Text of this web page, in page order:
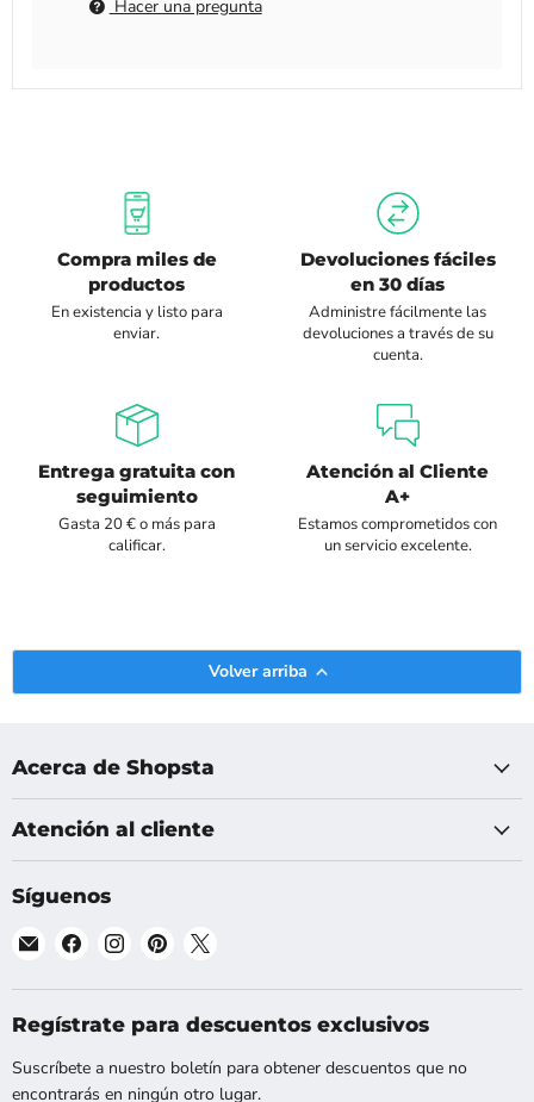
Hacer una pregunta
Compra miles de
productos
En existencia y listo para
enviar.
Devoluciones fáciles
en 30 días
Administre fácilmente las
devoluciones a través de su
cuenta.
Entrega gratuita con
seguimiento
Gasta 20 € o más para
calificar.
Atención al Cliente
A+
Estamos comprometidos con
un servicio excelente.
Volver arriba
Acerca de Shopsta
Atención al cliente
Síguenos
Encuéntranos
Correo
electrónico
Encuéntranos
Facebook
Encuéntranos
Instagram
Encuéntranos
Pinterest
X
Regístrate para descuentos exclusivos
Suscríbete a nuestro boletín para obtener descuentos que no
encontrarás en ningún otro lugar.